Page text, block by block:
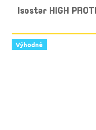
Isostar HIGH
Výhodné